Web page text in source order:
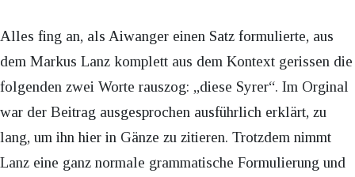
Alles fing an, als Aiwanger einen Satz formulierte, aus
dem Markus Lanz komplett aus dem Kontext gerissen die
folgenden zwei Worte rauszog: „diese Syrer“. Im Orginal
war der Beitrag ausgesprochen ausführlich erklärt, zu
lang, um ihn hier in Gänze zu zitieren. Trotzdem nimmt
Lanz eine ganz normale grammatische Formulierung und